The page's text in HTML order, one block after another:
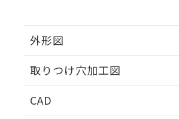
外形図
取りつけ穴加工図
CAD